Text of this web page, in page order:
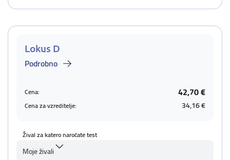
Lokus D
Podrobno
Cena: 42,70 €
Cena za vzreditelje: 34,16 €
Žival za katero naročate test
Moje živali